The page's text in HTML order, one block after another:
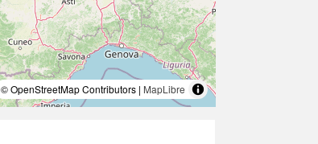
© OpenStreetMap Contributors | MapLibre